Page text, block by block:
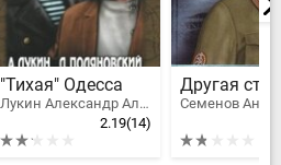
"Тихая" Одесса
Лукин Александр Александрович, Поляновский Дмитрий Иоганович
2.19(14)
Другая